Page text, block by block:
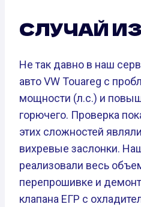
СЛУЧАЙ
Не так давно в наш
авто VW Touareg с
мощности (л.с.) и
горючего. Проверка
этих сложностей
вихревые заслонки.
реализовали весь
перепрошивке и
клапана ЕГР с